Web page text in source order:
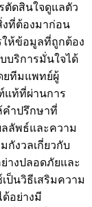
ตัดสินใจดูแลตัว
ที่ต้องมาก่อน
ให้ข้อมูลที่ถูกต้อง
บริการมั่นใจได้
ยทีมแพทย์ผู้
ท้ที่ผ่านการ
คำปรึกษาที่
ลลัพธ์และความ
กังวลเกี่ยวกับ
างปลอดภัยและ
ป็นวิธีเสริมความ
อย่างมี